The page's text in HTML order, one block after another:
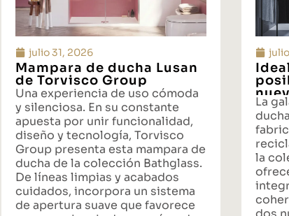
julio 31, 2026
Mampara de ducha Lusan
de Torvisco Group
Una experiencia de uso cómoda
y silenciosa. En su constante
apuesta por unir funcionalidad,
diseño y tecnología, Torvisco
Group presenta esta mampara de
ducha de la colección Bathglass.
De líneas limpias y acabados
cuidados, incorpora un sistema
de apertura suave que favorece
La
la